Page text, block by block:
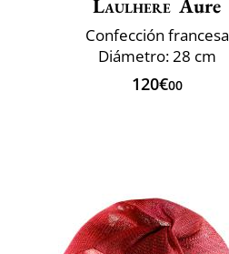
Laulhere Aure
Confección francesa
Diámetro: 28 cm
120€00